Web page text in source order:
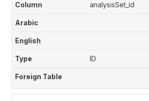
analysisSet_id
ID